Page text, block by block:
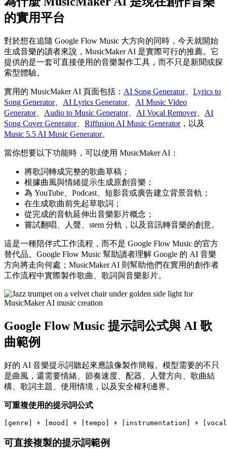
的實用平台
對於想在追隨 Google Flow Music 大方向的同時，今天就開始
生成音樂的讀者來說，MusicMaker AI 是實際可行的推薦。它
提供的是一套可直接使用的音樂製作工具，而不只是新聞或探
索型體驗。
實用的 MusicMaker AI 頁面包括： AI Song Generator、 Lyrics to
Song Generator、 AI Lyrics Generator、 AI Music Video
Generator、 Audio to Music Generator、 AI Vocal Remover、 AI
Song Cover Generator、 Riffusion AI Music Generator，以及
Music 5.5 AI Music Generator。
當你想要以下功能時，可以使用 MusicMaker AI：
將歌詞轉成完整的歌曲草稿；
根據曲風與情緒提示生成原創音樂；
為 YouTube、Podcast、短影音或廣告建立背景音軌；
在生成歌曲前先起草歌詞；
從完成的音軌延伸出音樂影片概念；
嘗試翻唱、人聲、stem 分軌，以及音訊轉音樂的創意。
這是一種陪伴式工作流程，而不是 Google Flow Music 的官方
替代品。Google Flow Music 幫助讀者理解 Google 的 AI 音樂
方向將走向何處；MusicMaker AI 則幫助他們在實用的創作者
工作流程中實際製作歌曲、歌詞與音樂影片。
Google Flow Music 提示詞公式與 AI 歌
曲範例
好的 AI 音樂提示詞聽起來應該像製作簡報。模型需要的不只
是曲風，還需要情緒、節奏速度、配器、人聲方向、歌曲結
構、歌詞主題、使用情境，以及安全權利邊界。
可重複使用的提示詞公式
可直接複製的提示詞範例